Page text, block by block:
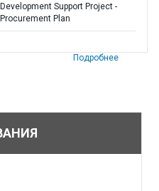
Development Support Project -
Procurement Plan
Подробнее